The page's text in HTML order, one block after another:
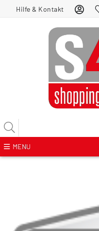
Hilfe & Kontakt
MENU